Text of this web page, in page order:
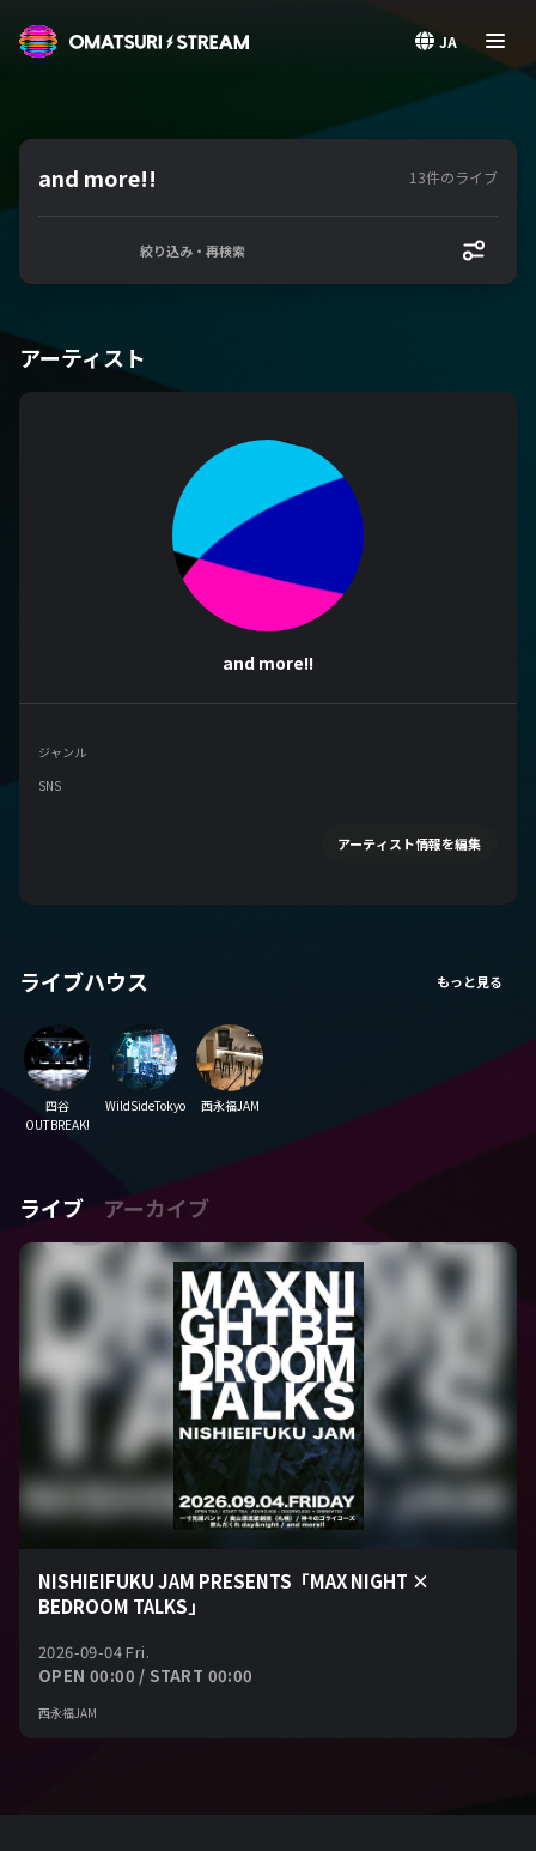
JA
and more!! 13件のライブ
絞り込み・再検索
アーティスト
and more!!
ジャンル
SNS
アーティスト情報を編集
ライブハウス
四谷
OUTBREAK!
WildSideTokyo 西永福JAM
ライブ アーカイブ
NISHIEIFUKU JAM PRESENTS「MAX NIGHT ×
BEDROOM TALKS」
2026-09-04 Fri.
OPEN 00:00 / START 00:00
西永福JAM